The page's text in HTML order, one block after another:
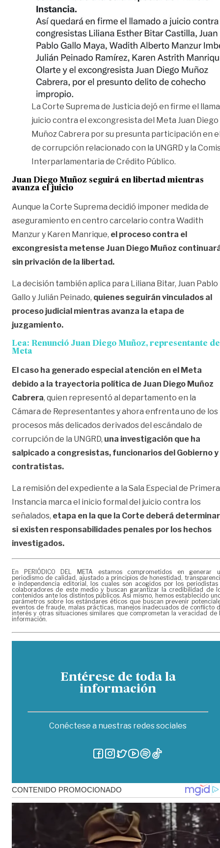
La Corte Suprema de Justicia dejó en firme el
juicio contra el excongresista del Meta Juan Diego
Muñoz Cabrera por su presunta participación en
de corrupción relacionado con la UNGRD y la
Interparlamentaria de Crédito Público.
Juan Diego Muñoz seguirá en libertad mientras
avanza el juicio
Aunque la Corte Suprema decidió imponer medida de
aseguramiento en centro carcelario contra Wadith
Manzur y Karen Manrique, el proceso contra el
excongresista metense Juan Diego Muñoz
sin privación de la libertad.
La decisión también aplica para Liliana Bitar, Juan Pablo
Gallo y Julián Peinado, quienes seguirán vinculados al
proceso judicial mientras avanza la etapa de
juzgamiento.
Lea: Renunció Juan Diego Muñoz, representante
Meta
El caso ha generado especial atención en el Meta
debido a la trayectoria política de Juan Diego Muñoz
Cabrera, quien representó al departamento en la
Cámara de Representantes y ahora enfrenta uno de los
procesos más delicados derivados del escándalo de
corrupción de la UNGRD, una investigación que ha
salpicado a congresistas, funcionarios del Gobierno y
contratistas.
La remisión del expediente a la Sala Especial de Primera
Instancia marca el inicio formal del juicio contra los
señalados, etapa en la que la Corte deberá determinar
si existen responsabilidades penales por los hechos
investigados.
En PERIÓDICO DEL META estamos comprometidos en generar
periodismo de calidad, ajustado a principios de honestidad,
e independencia editorial, los cuales son acogidos por los periodistas
colaboradores de este medio y buscan garantizar la credibilidad de
contenidos ante los distintos públicos. Así mismo, hemos establecido
parámetros sobre los estándares éticos que buscan prevenir
eventos de fraude, malas prácticas, manejos inadecuados de conflicto
interés y otras situaciones similares que comprometan la veracidad de
información.
Entérese de toda la
información
Conéctese a nuestras redes sociales